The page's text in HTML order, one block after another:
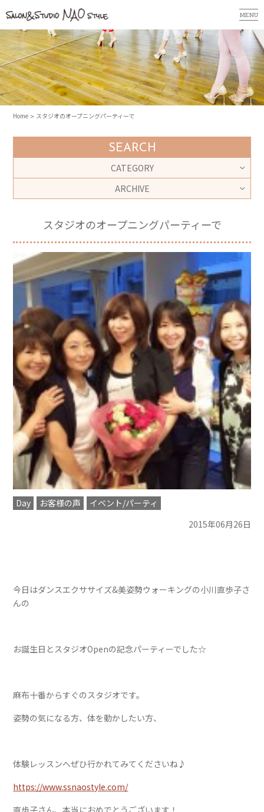
MENU
Home スタジオのオープニングパーティーで
SEARCH
CATEGORY
ARCHIVE
スタジオのオープニングパーティーで
Day お客様の声
イベント/パーティ
2015年06月26日
今日はダンスエクササイズ&美姿勢ウォーキングの小川直歩子さ
んの
お誕生日とスタジオOpenの記念パーティーでした☆
麻布十番からすぐのスタジオです。
姿勢の気になる方、体を動かしたい方、
体験レッスンへぜひ行かれてみてくださいね♪
https://www.ssnaostyle.com/